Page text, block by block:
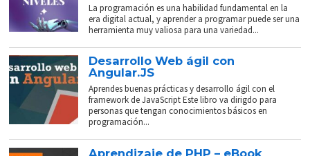
La programación es una habilidad fundamental en la
era digital actual, y aprender a programar puede ser una
herramienta muy valiosa para una variedad...
Desarrollo Web ágil con
Angular.JS
Aprendes buenas prácticas y desarrollo ágil con el
framework de JavaScript Este libro va dirigdo para
personas que tengan conocimientos básicos en
programación...